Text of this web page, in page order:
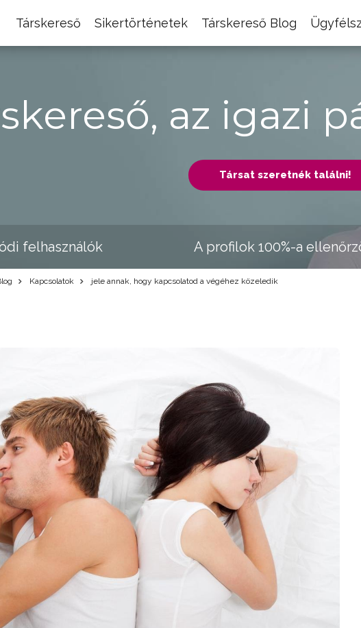
Társkereső Sikertörténetek Társkereső Blog
az igazi
Társat szeretnék találni!
felhasználók A profilok 100%-a
Kapcsolatok jele annak, hogy kapcsolatod a végéhez közeledik